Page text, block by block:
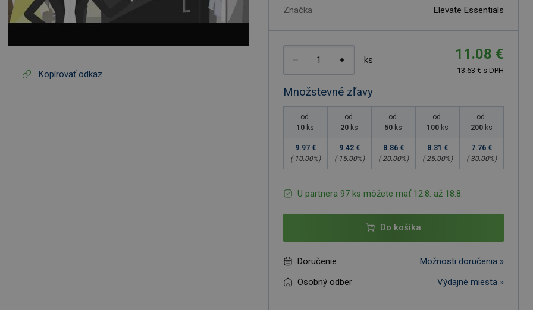
Kopírovať odkaz
Značka
Elevate Essentials
ks 11.08 €
13.63 € s DPH
Množstevné zľavy
od
10 ks
9.97 €
(-10.00%)
od
20 ks
9.42 €
(-15.00%)
od
50 ks
8.86 €
(-20.00%)
od
100 ks
8.31 €
(-25.00%)
od
200 ks
7.76 €
(-30.00%)
U partnera 97 ks môžete mať 12.8. až 18.8.
Do košíka
Doručenie
Možnosti doručenia »
Osobný odber
Výdajné miesta »